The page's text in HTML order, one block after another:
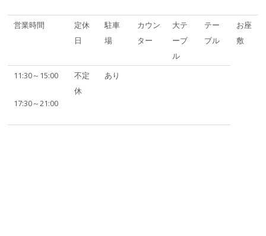
営業時間
定休
日
駐車
場
カウン
ター
大テ
ーブ
ル
テー
ブル
お座
敷
11:30～15:00
17:30～21:00
不定
休
あり